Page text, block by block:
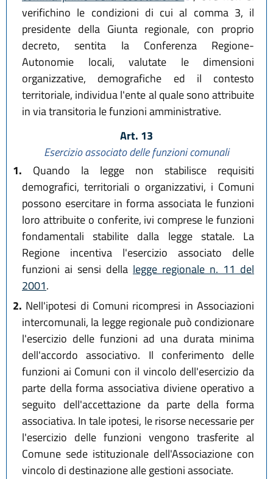
verifichino le condizioni di cui al comma 3, il
presidente della Giunta regionale, con proprio
decreto, sentita la Conferenza Regione-
Autonomie locali, valutate le dimensioni
organizzative, demografiche ed il contesto
territoriale, individua l'ente al quale sono attribuite
in via transitoria le funzioni amministrative.
Art. 13
Esercizio associato delle funzioni comunali
1. Quando la legge non stabilisce requisiti
demografici, territoriali o organizzativi, i Comuni
possono esercitare in forma associata le funzioni
loro attribuite o conferite, ivi comprese le funzioni
fondamentali stabilite dalla legge statale. La
Regione incentiva l'esercizio associato delle
funzioni ai sensi della legge regionale n. 11 del
2001.
2. Nell'ipotesi di Comuni ricompresi in Associazioni
intercomunali, la legge regionale può condizionare
l'esercizio delle funzioni ad una durata minima
dell'accordo associativo. Il conferimento delle
funzioni ai Comuni con il vincolo dell'esercizio da
parte della forma associativa diviene operativo a
seguito dell'accettazione da parte della forma
associativa. In tale ipotesi, le risorse necessarie per
l'esercizio delle funzioni vengono trasferite al
Comune sede istituzionale dell'Associazione con
vincolo di destinazione alle gestioni associate.